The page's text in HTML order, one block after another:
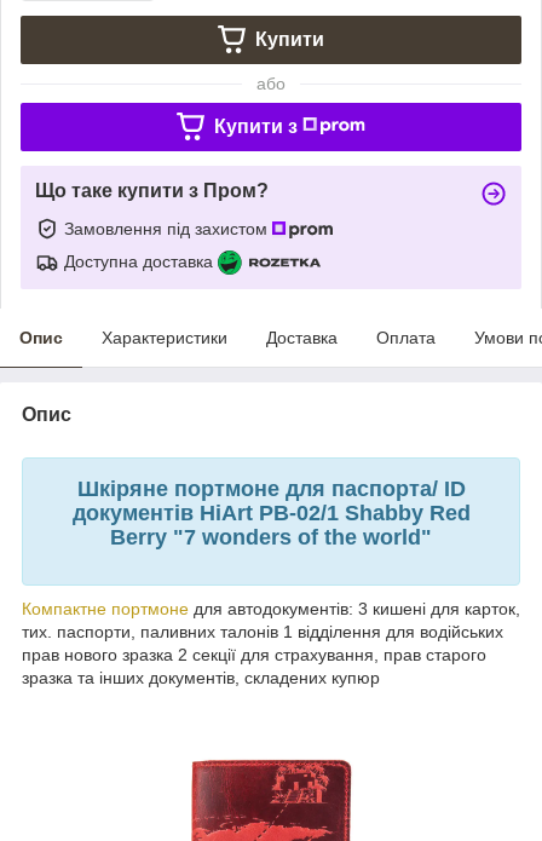
Купити
або
Купити з
Що таке купити з Пром?
Замовлення під захистом
Доступна доставка
Опис Характеристики Доставка Оплата Умови
Опис
Шкіряне портмоне для паспорта/ ID
документів HiArt PB-02/1 Shabby Red
Berry "7 wonders of the world"
Компактне портмоне для автодокументів: 3 кишені для карток,
тих. паспорти, паливних талонів 1 відділення для водійських
прав нового зразка 2 секції для страхування, прав старого
зразка та інших документів, складених купюр